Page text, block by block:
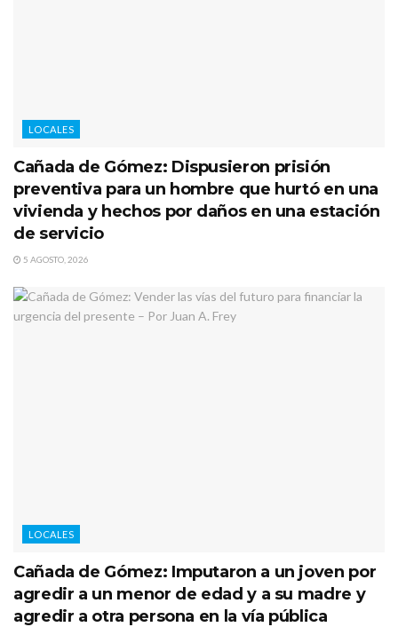
LOCALES
Cañada de Gómez: Dispusieron prisión
preventiva para un hombre que hurtó en una
vivienda y hechos por daños en una estación
de servicio
5 AGOSTO, 2026
LOCALES
Cañada de Gómez: Imputaron a un joven por
agredir a un menor de edad y a su madre y
agredir a otra persona en la vía pública